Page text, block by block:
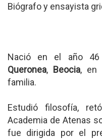
Biógrafo y ensayista
Nació en el año
Queronea, Beocia, en
familia.
Estudió filosofía,
Academia de Atenas
fue dirigida por el